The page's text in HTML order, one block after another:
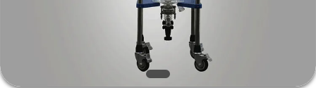
QUALIDADE